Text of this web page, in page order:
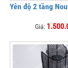
Yên độ 2 tầng
Giá: